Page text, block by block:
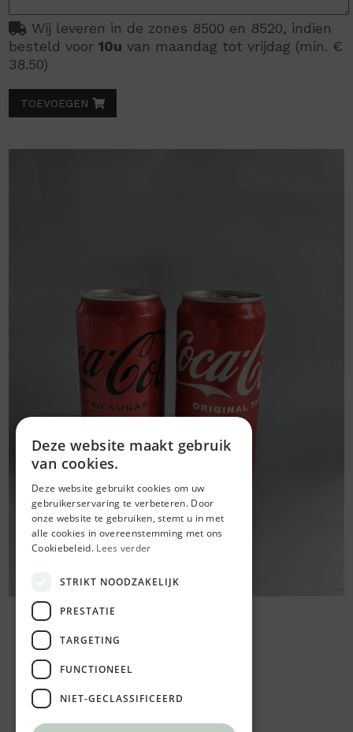
Wij leveren in de zones 8500 en 8520, indien
besteld voor10u van maandag tot vrijdag (min. €
38.50)
TOEVOEGEN
Deze website maakt gebruik
van cookies.
Deze website gebruikt cookies om uw
gebruikerservaring te verbeteren. Door
onze website te gebruiken, stemt u in met
alle cookies in overeenstemming met ons
Cookiebeleid. Lees verder
STRIKT NOODZAKELIJK
PRESTATIE
TARGETING
FUNCTIONEEL
NIET-GECLASSIFICEERD